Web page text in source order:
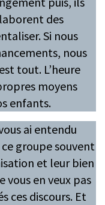
des
Si nous
nous
tout. L’heure
moyens
enfants.
ai entendu
groupe souvent
et leur bien
en veux pas
ces discours. Et